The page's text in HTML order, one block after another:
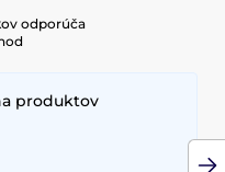
odporúča
produktov